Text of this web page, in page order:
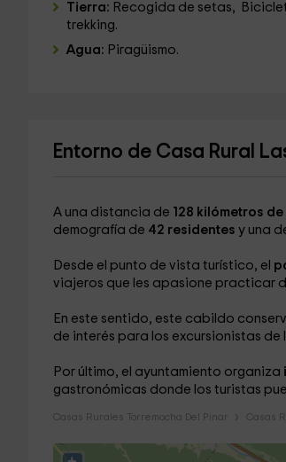
Tierra: Recogida de setas,
trekking.
Agua: Piragüismo.
Entorno de Casa Rural
A una distancia de 128 kilómetros
demografía de 42 residentes y una
Desde el punto de vista turístico, el
viajeros que les apasione practicar
En este sentido, este cabildo
de interés para los excursionistas de
Por último, el ayuntamiento organiza
gastronómicas donde los turistas
Casas Rurales Torremocha Del Pinar Casas